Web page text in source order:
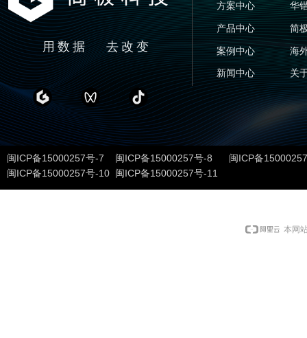
方案中心
产品中心
案例中心
新闻中心
华
简
海
关
用数据 去改变
闽ICP备15000257号-7 闽ICP备15000257号-8 闽ICP备
闽ICP备15000257号-10 闽ICP备15000257号-11
本网